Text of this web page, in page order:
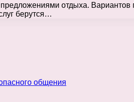
отдыха. Вариантов
берутся…
общения